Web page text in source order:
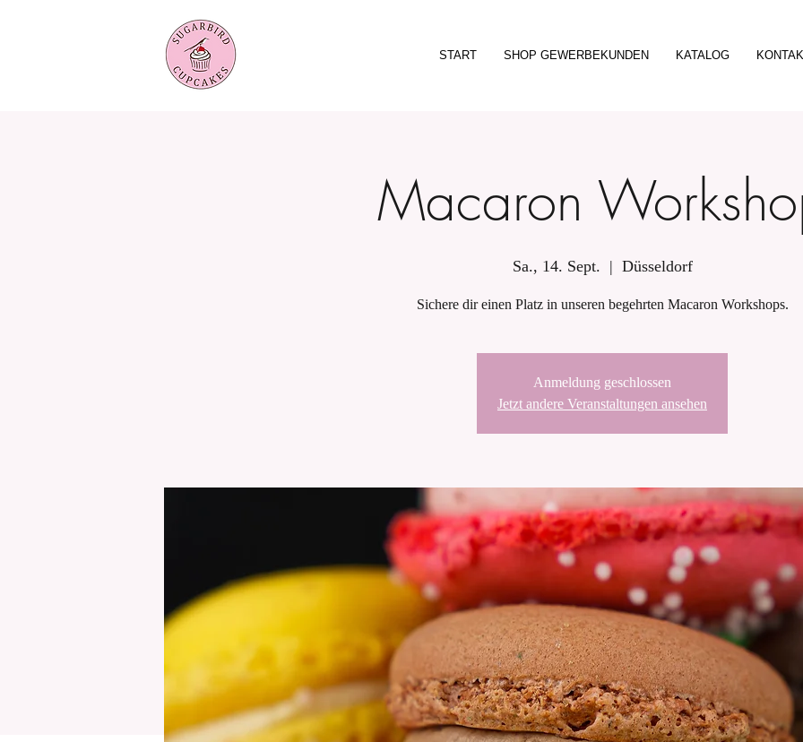
START SHOP GEWERBEKUNDEN KATALOG
Macaron
Sa., 14. Sept.
  |
Düsseldorf
Sichere dir einen Platz in unseren begehrten Macaron Workshops.
Anmeldung geschlossen
Jetzt andere Veranstaltungen ansehen